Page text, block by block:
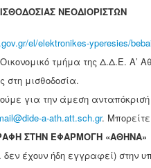
ΝΕΟΔΙΟΡΙΣΤΩΝ
el/elektronikes-yperesies/
τμήμα της Δ.Δ.Ε. Α’
μισθοδοσία.
για την άμεση
a-ath.att.sch.gr.
έχουν ήδη εγγραφεί)